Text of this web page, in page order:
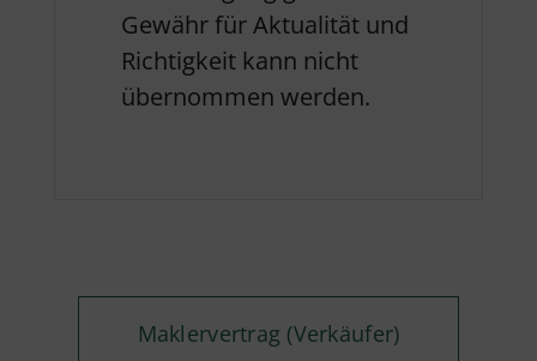
Gewähr für Aktualität und
Richtigkeit kann nicht
übernommen werden.
Maklervertrag (Verkäufer)